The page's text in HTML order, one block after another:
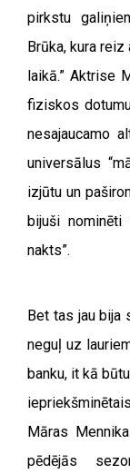
pirkstu
Brūka, kura
laikā.” Aktrise
fiziskos
nesajaucamo
universālus
izjūtu un
bijuši nominēti
nakts”.
Bet tas jau bija
neguļ uz
banku, it kā
Māras
pēdējās